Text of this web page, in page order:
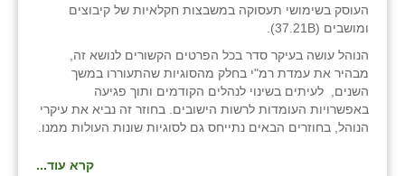
העוסק בשימושי תעסוקה במשבצות חקלאיות של קיבוצים
ומושבים (37.21B).
הנוהל עושה בעיקר סדר בכל הפרטים הקשורים לנושא זה,
מבהיר את עמדת רמ"י בחלק מהסוגיות שהתעוררו במשך
השנים, לעיתים בשינוי לנהלים הקודמים ותוך פגיעה
באפשרויות העומדות לרשות הישובים. בחוזר זה נביא את עיקרי
הנוהל, בחוזרים הבאים נתייחס גם לסוגיות שונות העולות ממנו.
קרא עוד...